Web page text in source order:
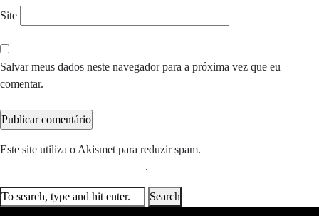
Site
Salvar meus dados neste navegador para a próxima vez que eu
comentar.
Este site utiliza o Akismet para reduzir spam.
.
Search